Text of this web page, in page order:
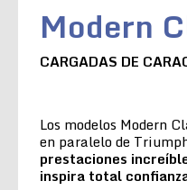
Modern
CARGADAS DE
Los modelos Modern
en paralelo de
prestaciones
inspira total